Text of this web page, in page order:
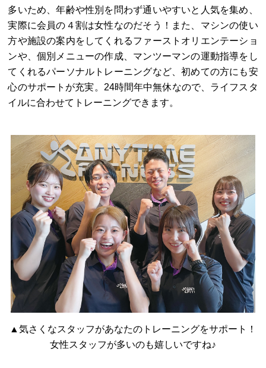
多いため、年齢や性別を問わず通いやすいと人気を集め、
実際に会員の４割は女性なのだそう！また、マシンの使い
方や施設の案内をしてくれるファーストオリエンテーショ
ンや、個別メニューの作成、マンツーマンの運動指導をし
てくれるパーソナルトレーニングなど、初めての方にも安
心のサポートが充実。24時間年中無休なので、ライフスタ
イルに合わせてトレーニングできます。
▲気さくなスタッフがあなたのトレーニングをサポート！
女性スタッフが多いのも嬉しいですね♪